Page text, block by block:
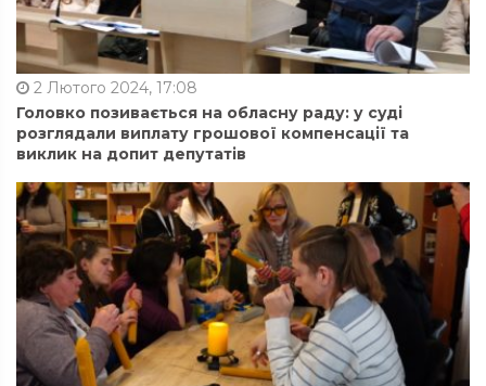
2 Лютого 2024, 17:08
Головко позивається на обласну раду: у суді
розглядали виплату грошової компенсації та
виклик на допит депутатів